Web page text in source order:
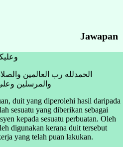
Jawapan
الحمدلله رب العالمين
والمرسلين
duit yang diperolehi hasil daripada
sesuatu yang diberikan sebagai
kepada sesuatu perbuatan. Oleh
digunakan kerana duit tersebut
yang telah puan lakukan.